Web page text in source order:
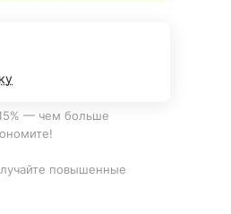
— чем больше
повышенные